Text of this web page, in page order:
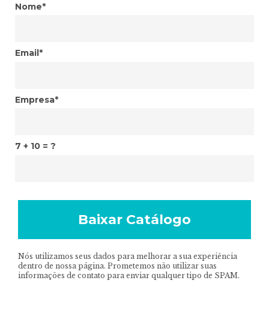
Nome*
Email*
Empresa*
7 + 10 = ?
Baixar Catálogo
Nós utilizamos seus dados para melhorar a sua experiência
dentro de nossa página. Prometemos não utilizar suas
informações de contato para enviar qualquer tipo de SPAM.